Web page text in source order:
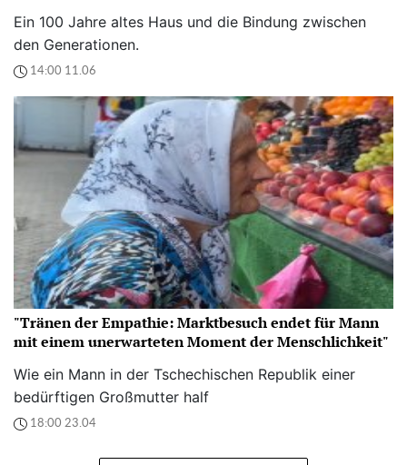
Ein 100 Jahre altes Haus und die Bindung zwischen
den Generationen.
14:00 11.06
"Tränen der Empathie: Marktbesuch endet für Mann
mit einem unerwarteten Moment der Menschlichkeit"
Wie ein Mann in der Tschechischen Republik einer
bedürftigen Großmutter half
18:00 23.04